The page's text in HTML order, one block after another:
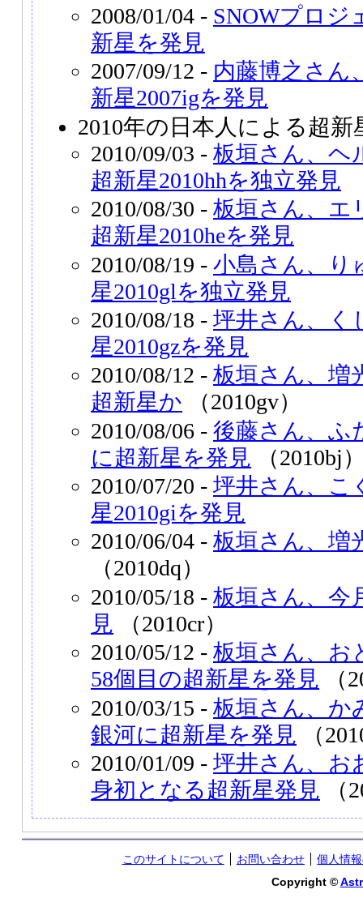
2008/01/04 - SNOWプロジ
新星を発見
2007/09/12 - 内藤博之さん
新星2007igを発見
2010年の日本人による超新
2010/09/03 - 板垣さん、ヘ
超新星2010hhを独立発見
2010/08/30 - 板垣さん、エ
超新星2010heを発見
2010/08/19 - 小島さん、り
星2010glを独立発見
2010/08/18 - 坪井さん、く
星2010gzを発見
2010/08/12 - 板垣さん、増
超新星か （2010gv）
2010/08/06 - 後藤さん、ふ
に超新星を発見 （2010bj
2010/07/20 - 坪井さん、こ
星2010giを発見
2010/06/04 - 板垣さん、増
（2010dq）
2010/05/18 - 板垣さん、今
見 （2010cr）
2010/05/12 - 板垣さん、お
58個目の超新星を発見 （
2010/03/15 - 板垣さん、か
銀河に超新星を発見 （
2010/01/09 - 坪井さん、お
身初となる超新星発見 （
このサイトについて お問い合わせ
個人情
Copyright ©